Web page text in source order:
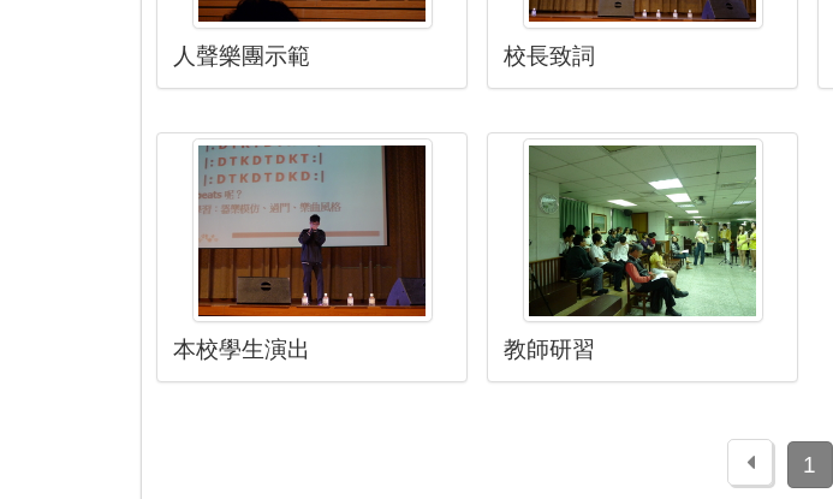
人聲樂團示範 校長致詞
本校學生演出 教師研習
上一頁1